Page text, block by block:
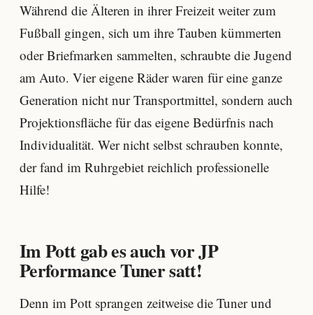
Während die Älteren in ihrer Freizeit weiter zum
Fußball gingen, sich um ihre Tauben kümmerten
oder Briefmarken sammelten, schraubte die Jugend
am Auto. Vier eigene Räder waren für eine ganze
Generation nicht nur Transportmittel, sondern auch
Projektionsfläche für das eigene Bedürfnis nach
Individualität. Wer nicht selbst schrauben konnte,
der fand im Ruhrgebiet reichlich professionelle
Hilfe!
Im Pott gab es auch vor JP
Performance Tuner satt!
Denn im Pott sprangen zeitweise die Tuner und